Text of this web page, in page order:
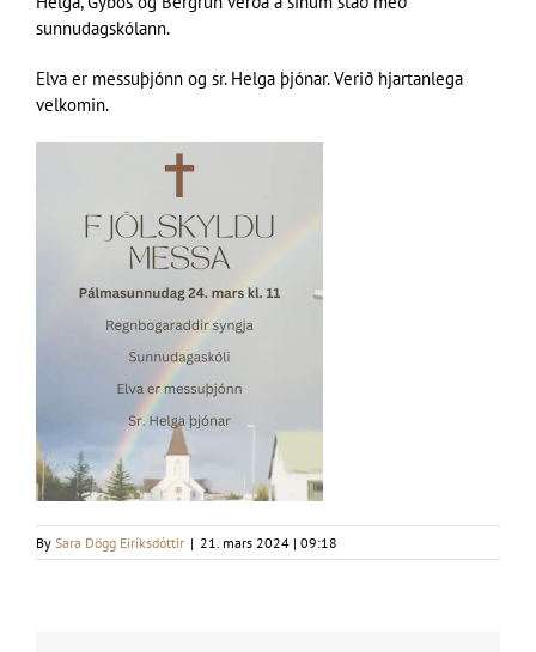
sunnudagskólann.
Elva er messuþjónn og sr. Helga þjónar. Verið hjartanlega
velkomin.
By Sara Dögg Eiríksdóttir | 21. mars 2024 | 09:18